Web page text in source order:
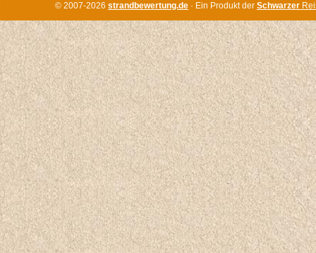
© 2007-2026 strandbewertung.de · Ein Produkt der Schwarzer